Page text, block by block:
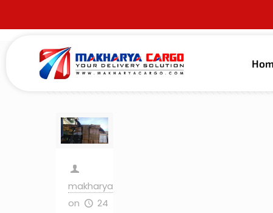
Filter by Categories
makharya
on
24